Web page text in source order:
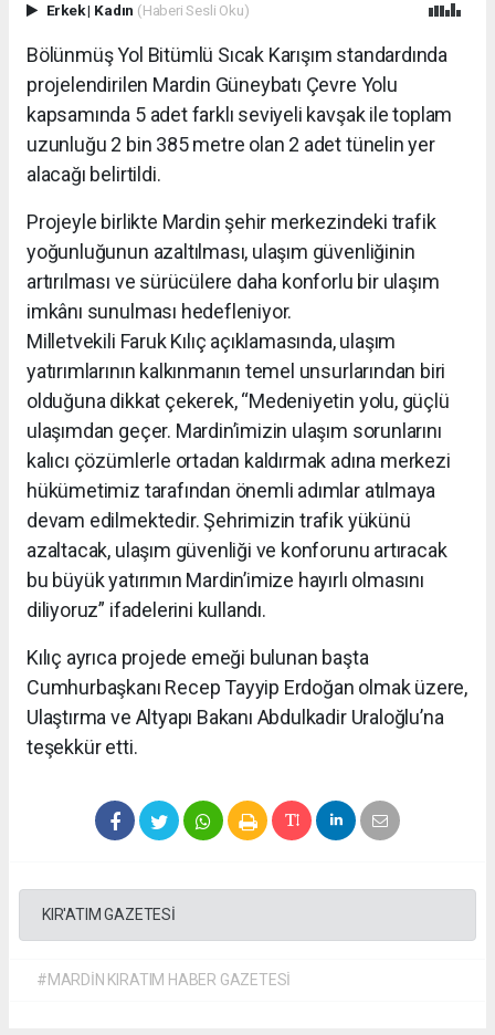
Erkek| Kadın (Haberi Sesli Oku)
Bölünmüş Yol Bitümlü Sıcak Karışım standardında
projelendirilen Mardin Güneybatı Çevre Yolu
kapsamında 5 adet farklı seviyeli kavşak ile toplam
uzunluğu 2 bin 385 metre olan 2 adet tünelin yer
alacağı belirtildi.
Projeyle birlikte Mardin şehir merkezindeki trafik
yoğunluğunun azaltılması, ulaşım güvenliğinin
artırılması ve sürücülere daha konforlu bir ulaşım
imkânı sunulması hedefleniyor.
Milletvekili Faruk Kılıç açıklamasında, ulaşım
yatırımlarının kalkınmanın temel unsurlarından biri
olduğuna dikkat çekerek, “Medeniyetin yolu, güçlü
ulaşımdan geçer. Mardin’imizin ulaşım sorunlarını
kalıcı çözümlerle ortadan kaldırmak adına merkezi
hükümetimiz tarafından önemli adımlar atılmaya
devam edilmektedir. Şehrimizin trafik yükünü
azaltacak, ulaşım güvenliği ve konforunu artıracak
bu büyük yatırımın Mardin’imize hayırlı olmasını
diliyoruz” ifadelerini kullandı.
Kılıç ayrıca projede emeği bulunan başta
Cumhurbaşkanı Recep Tayyip Erdoğan olmak üzere,
Ulaştırma ve Altyapı Bakanı Abdulkadir Uraloğlu’na
teşekkür etti.
KIR'ATIM GAZETESİ
#MARDİN KIRATIM HABER GAZETESİ